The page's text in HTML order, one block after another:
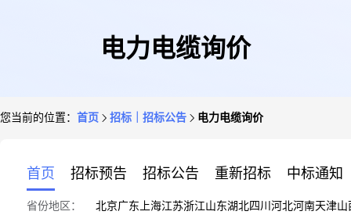
电力电缆询价
您当前的位置： 首页 招标｜招标公告 电力电缆询价
首页 招标预告 招标公告 重新招标 中标通知
省份地区： 北京广东 上海江苏浙江山东湖北四川 河北河南天津山